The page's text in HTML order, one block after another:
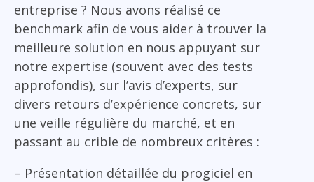
entreprise ? Nous avons réalisé ce
benchmark afin de vous aider à trouver la
meilleure solution en nous appuyant sur
notre expertise (souvent avec des tests
approfondis), sur l’avis d’experts, sur
divers retours d’expérience concrets, sur
une veille régulière du marché, et en
passant au crible de nombreux critères :
– Présentation détaillée du progiciel en